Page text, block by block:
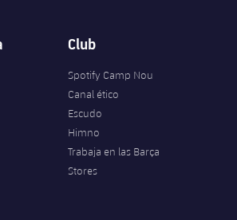
Masculino
Femenino
Club
Spotify Camp Nou
Canal ético
Escudo
Himno
Trabaja en las Barça
Stores